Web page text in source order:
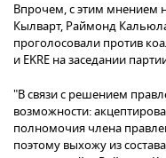
Впрочем, с этим мнением
Кылварт, Раймонд
проголосовали против
и EKRE на заседании
"В связи с решением
возможности:
полномочия члена
поэтому выхожу из